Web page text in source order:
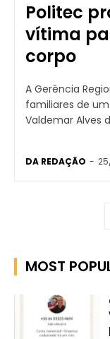
Politec
vítima
corpo
A Gerência
familiares de
Valdemar Alves
DA REDAÇÃO -
MOST